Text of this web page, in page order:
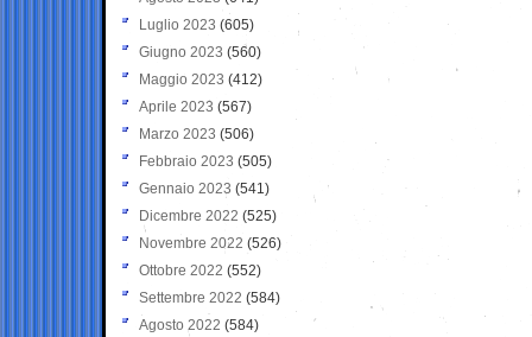
Luglio 2023 (605)
Giugno 2023 (560)
Maggio 2023 (412)
Aprile 2023 (567)
Marzo 2023 (506)
Febbraio 2023 (505)
Gennaio 2023 (541)
Dicembre 2022 (525)
Novembre 2022 (526)
Ottobre 2022 (552)
Settembre 2022 (584)
Agosto 2022 (584)